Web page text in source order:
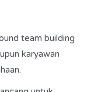
team building
karyawan